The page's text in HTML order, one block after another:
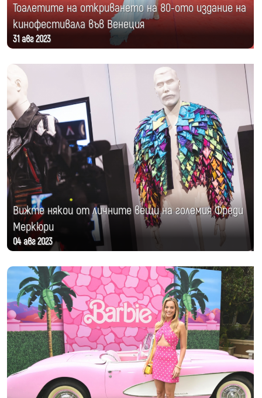
Тоалетите на откриването на 80-ото издание на
кинофестивала във Венеция
31 авг 2023
Вижте някои от личните вещи на големия Фреди
Меркюри
04 авг 2023